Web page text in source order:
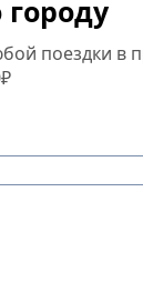
городу
поездки в